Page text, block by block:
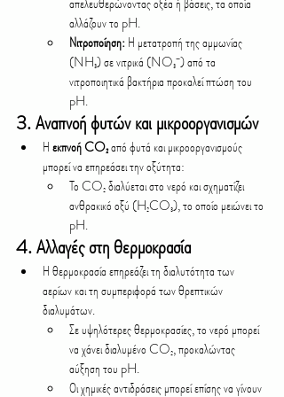
αλλάζουν το pH.
Νιτροποίηση: Η μετατροπή της αμμωνίας
(NH₃) σε νιτρικά (NO₃⁻) από τα
νιτροποιητικά βακτήρια προκαλεί πτώση του
pH.
3. Αναπνοή φυτών και μικροοργανισμών
Η εκπνοή CO₂ από φυτά και μικροοργανισμούς
μπορεί να επηρεάσει την οξύτητα:
Το CO₂ διαλύεται στο νερό και σχηματίζει
ανθρακικό οξύ (H₂CO₃), το οποίο μειώνει το
pH.
4. Αλλαγές στη θερμοκρασία
Η θερμοκρασία επηρεάζει τη διαλυτότητα των
αερίων και τη συμπεριφορά των θρεπτικών
διαλυμάτων.
Σε υψηλότερες θερμοκρασίες, το νερό μπορεί
να χάνει διαλυμένο CO₂, προκαλώντας
αύξηση του pH.
Οι χημικές αντιδράσεις μπορεί επίσης να γίνουν